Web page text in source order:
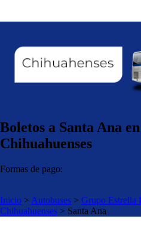
Boletos a Santa Ana
Chihuahuenses
Formas de pago:
Inicio > Autobuses > Grupo Estrella
Chihuahuenses > Santa Ana